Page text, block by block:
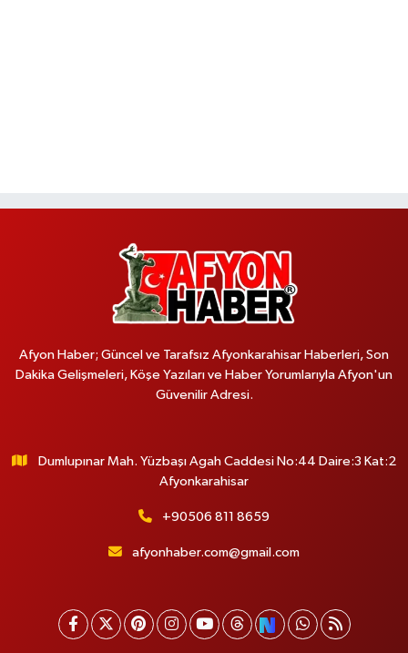
Afyon Haber; Güncel ve Tarafsız Afyonkarahisar Haberleri, Son
Dakika Gelişmeleri, Köşe Yazıları ve Haber Yorumlarıyla Afyon'un
Güvenilir Adresi.
Dumlupınar Mah. Yüzbaşı Agah Caddesi No:44 Daire:3 Kat:2
Afyonkarahisar
+90506 811 8659
afyonhaber.com@gmail.com